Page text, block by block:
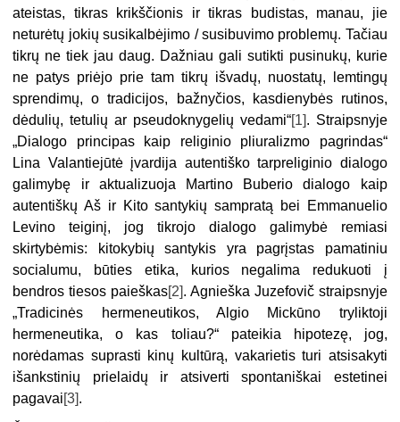
ateistas, tikras krikščionis ir tikras budistas, manau, jie
neturėtų jokių susikalbėjimo / susibuvimo problemų. Tačiau
tikrų ne tiek jau daug. Dažniau gali sutikti pusinukų, kurie
ne patys priėjo prie tam tikrų išvadų, nuostatų, lemtingų
sprendimų, o tradicijos, bažnyčios, kasdienybės rutinos,
dėdulių, tetulių ar pseudoknygelių vedami“[1]. Straipsnyje
„Dialogo principas kaip religinio pliuralizmo pagrindas“
Lina Valantiejūtė įvardija autentiško tarpreliginio dialogo
galimybę ir aktualizuoja Martino Buberio dialogo kaip
autentiškų Aš ir Kito santykių sampratą bei Emmanuelio
Levino teiginį, jog tikrojo dialogo galimybė remiasi
skirtybėmis: kitokybių santykis yra pagrįstas pamatiniu
socialumu, būties etika, kurios negalima redukuoti į
bendros tiesos paieškas[2]. Agnieška Juzefovič straipsnyje
„Tradicinės hermeneutikos, Algio Mickūno tryliktoji
hermeneutika, o kas toliau?“ pateikia hipotezę, jog,
norėdamas suprasti kinų kultūrą, vakarietis turi atsisakyti
išankstinių prielaidų ir atsiverti spontaniškai estetinei
pagavai[3].